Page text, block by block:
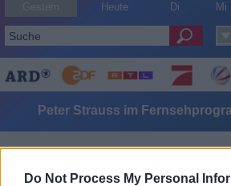
Do Not Process My Personal
Heute Di Mi
Peter Strauss im